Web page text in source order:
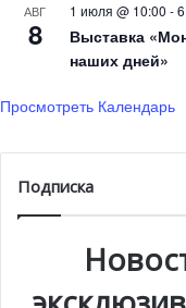
сравнивает счет (1:1).
АВГ
8
1 июля @ 10:00 -
Выставка
наших дней»
Просмотреть Календарь
Подписка